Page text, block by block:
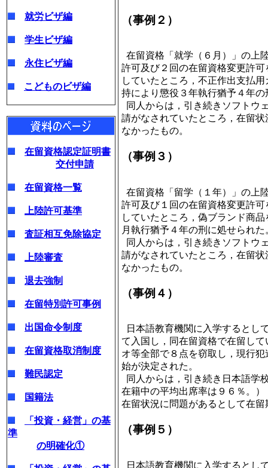
就労ビザ編
学生ビザ編
永住ビザ編
こどものビザ編
在留資格認定証明書
交付申請
在留資格一覧
上陸許可基準
査証相互免除協定
上陸審査
退去強制
在留特別許可事例
出国命令制度
在留資格取消制度
難民認定
国籍法
「投資・経営」の基
準
の明確化①
（事例２）
在留資格「就学（６月）」の上
許可及び２回の在留資格変更許
していたところ，不正作出支払
持により懲役３年執行猶予４年
同人からは，引き続きソフトウ
請がなされていたところ，在留
なかったもの。
（事例３）
在留資格「留学（１年）」の上
許可及び１回の在留資格変更許
していたところ，偽ブランド商
月執行猶予４年の刑に処せられた
同人からは，引き続きソフトウ
請がなされていたところ，在留
なかったもの。
（事例４）
日本語教育機関に入学するとし
て入国し，同在留資格で在留し
オ等全部で８点を窃取し，現行
始が決定された。
同人からは，引き続き日本語学
在籍中の平均出席率は９６％。
在留状況に問題があるとして在
（事例５）
日本語教育機関に入学するとし